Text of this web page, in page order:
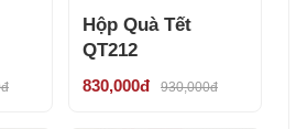
Hộp Quà Tết
QT212
830,000đ 930,000đ